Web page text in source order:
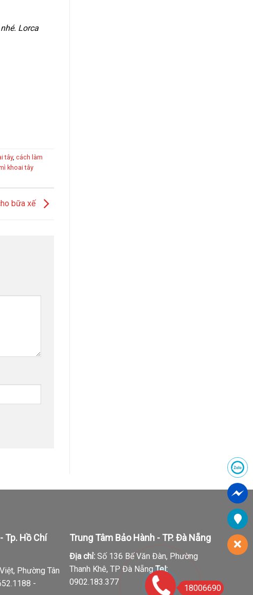
Lorca
tây, cách làm
khoai tây
bữa xế
Tp. Hồ Chí
Phường Tân
-
Trung Tâm Bảo Hành - TP. Đà Nẵng
Địa chỉ: Số 136 Bế Văn Đàn, Phường
Thanh Khê, TP Đà NẵngTel:
0902.183.377
18006690